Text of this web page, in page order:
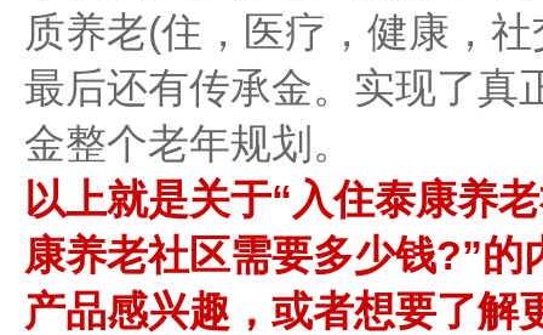
质养老(住，医疗，健康，
最后还有传承金。实现了真
金整个老年规划。
以上就是关于“入住泰康养
康养老社区需要多少钱?”
产品感兴趣，或者想要了解